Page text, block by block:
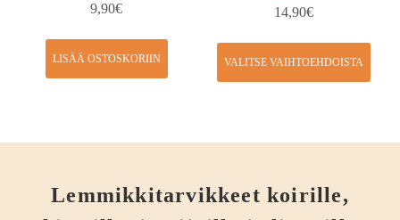
9,90€
LISÄÄ OSTOSKORIIN
14,90€
VALITSE VAIHTOEHDOISTA
Lemmikkitarvikkeet koirille,